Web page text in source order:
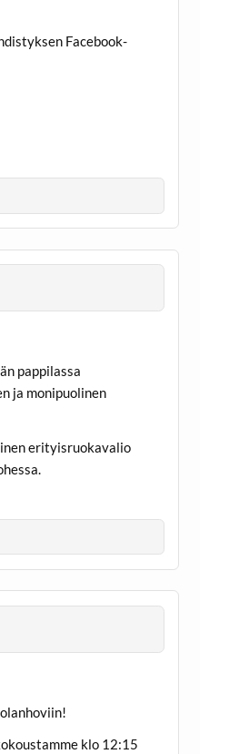
Facebook-
pappilassa
ja monipuolinen
erityisruokavalio
klo 12:15